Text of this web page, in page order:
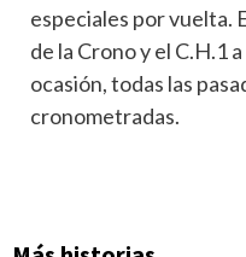
especiales por vuelta.
de la Crono y el C.H.1
ocasión, todas las
cronometradas.